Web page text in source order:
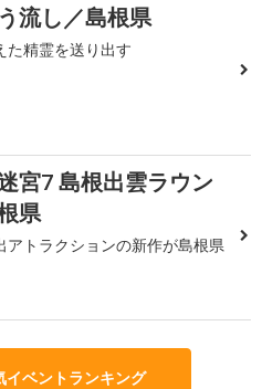
流し／島根県
た精霊を送り出す
宮7 島根出雲ラウン
県
アトラクションの新作が島根県
イベントランキング